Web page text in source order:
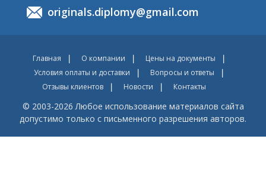
originals.diplomy@gmail.com
Главная О компании
Цены на документы
Условия оплаты и доставки
Вопросы и ответы
Отзывы клиентов
Новости Контакты
© 2003-2026 Любое использование материалов сайта
допустимо только с письменного разрешения авторов.